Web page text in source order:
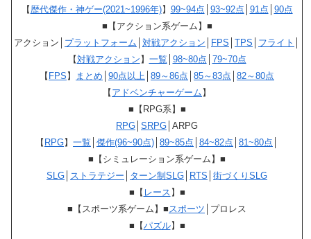
【 歴代傑作・神ゲー(2021~1996年)】 99~94点 93~92点 91点 90点
■【アクション系ゲーム】■
アクション│ プラットフォーム 対戦アクション FPS TPS フライト
【対戦アクション 】 一覧 98~80点 79~70点
【 FPS 】 まとめ 90点以上 89～86点 85～83点 82～80点
【 アドベンチャーゲーム 】
■【RPG系】■
RPG SRPG │ARPG
【 RPG】 一覧 傑作(96~90点) 89~85点 84~82点 81~80点
■【シミュレーション系ゲーム】■
SLG
ストラテジー ターン制SLG RTS 街づくりSLG
■【 レース 】■
■【スポーツ系ゲーム】■ スポーツ │プロレス
■【パズル】■